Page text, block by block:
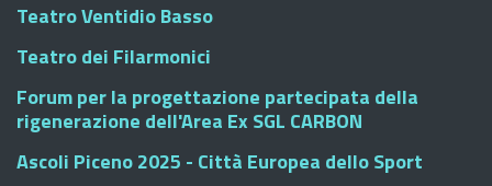
Teatro Ventidio Basso
Teatro dei Filarmonici
Forum per la progettazione partecipata della
rigenerazione dell'Area Ex SGL CARBON
Ascoli Piceno 2025 - Città Europea dello Sport